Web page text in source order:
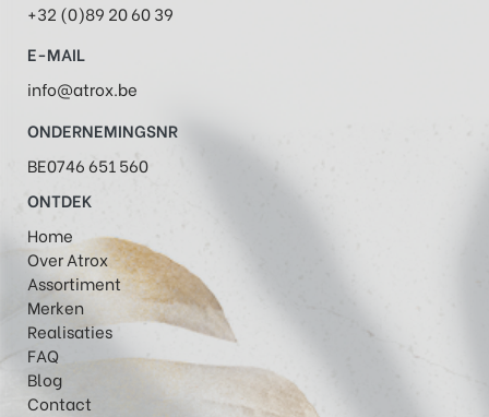
+32 (0)89 20 60 39
E-MAIL
info@atrox.be
ONDERNEMINGSNR
BE0746 651 560
ONTDEK
Home
Over Atrox
Assortiment
Merken
Realisaties
FAQ
Blog
Contact